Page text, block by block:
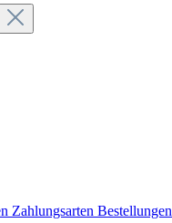
Zahlungsarten Bestellungen